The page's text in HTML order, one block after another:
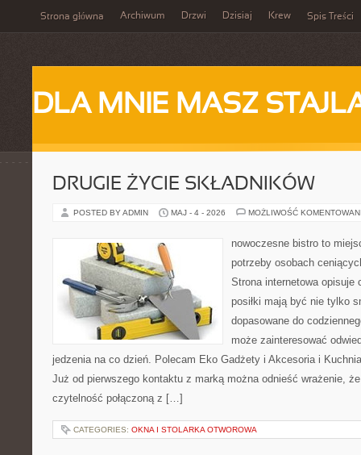
Strona główna Archiwum Drzwi Dzisiaj Krew Spis Treści
DLA MNIE MASZ
DRUGIE ŻYCIE SKŁADNIKÓW
POSTED BY ADMIN MAJ - 4 - 2026 MOŻLIWOŚĆ
nowoczesne bistro to
potrzeby osobach
Strona internetowa opisuje
posiłki mają być nie tylko
dopasowane do
może zainteresować
jedzenia na co dzień. Polecam Eko Gadżety i Akcesoria i
Już od pierwszego kontaktu z marką można odnieść wrażenie,
czytelność połączoną z […]
CATEGORIES: OKNA I STOLARKA OTWOROWA